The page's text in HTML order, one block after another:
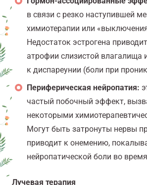
в связи с резко наступившей
химиотерапии или
Недостаток эстрогена
атрофии слизистой влагалища
к диспареунии (боли при
Периферическая нейропатия:
частый побочный эффект,
некоторыми
Могут быть затронуты нервы
приводит к онемению,
нейропатической боли во
Лучевая терапия